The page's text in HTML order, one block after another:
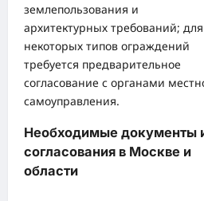
землепользования и
архитектурных требований; для
некоторых типов ограждений
требуется предварительное
согласование с органами
самоуправления.
Необходимые документы
согласования в Москве и
области